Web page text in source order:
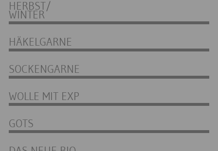
HERBST/
WINTER
HÄKELGARNE
SOCKENGARNE
WOLLE MIT EXP
GOTS